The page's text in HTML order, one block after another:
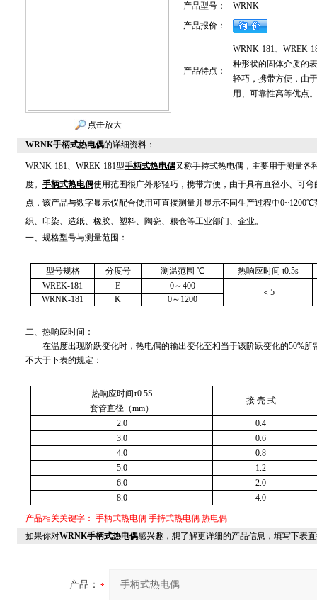
点击放大
产品型号：
WRNK
产品报价：
产品特点：
WRNK-181、WREK-
种形状的固体介质的
轻巧，携带方便，由
用、可靠性高等优点。
WRNK手柄式热电偶的详细资料：
WRNK-181、WREK-181型手柄式热电偶又称手持式热电偶，主要用于测量各
度。 手柄式热电偶使用范围很广外形轻巧，携带方便，由于具有直径小、可
点，该产品与数字显示仪配合使用可直接测量并显示不同生产过程中
织、印染、造纸、橡胶、塑料、陶瓷、粮仓等工业部门、企业。
一、规格型号与测量范围：
型号规格 分度号 测温范围 ℃
热响应时间 t0.5s
WREK-181
E 0～400
＜5
WRNK-181 K 0～1200
二、热响应时间：
在温度出现阶跃变化时，热电偶的输出变化至相当于该阶跃变化的50%
不大于下表的规定：
热响应时间τ0.5S
接 壳 式
套管直径（mm）
2.0
0.4
3.0
0.6
4.0
0.8
5.0
1.2
6.0
2.0
8.0
4.0
产品相关关键字： 手柄式热电偶 手持式热电偶 热电偶
如果你对WRNK手柄式热电偶感兴趣，想了解更详细的产品信息，填写下表
产品：